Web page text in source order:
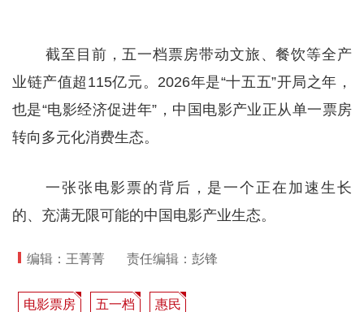
截至目前，五一档票房带动文旅、餐饮等全产
业链产值超115亿元。2026年是“十五五”开局之年，
也是“电影经济促进年”，中国电影产业正从单一票房
转向多元化消费生态。
一张张电影票的背后，是一个正在加速生长
的、充满无限可能的中国电影产业生态。
编辑：王菁菁 责任编辑：彭锋
电影票房 五一档 惠民